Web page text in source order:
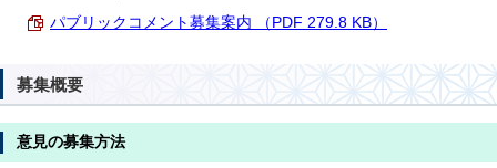
パブリックコメント募集案内 （PDF 279.8 KB）
募集概要
意見の募集方法